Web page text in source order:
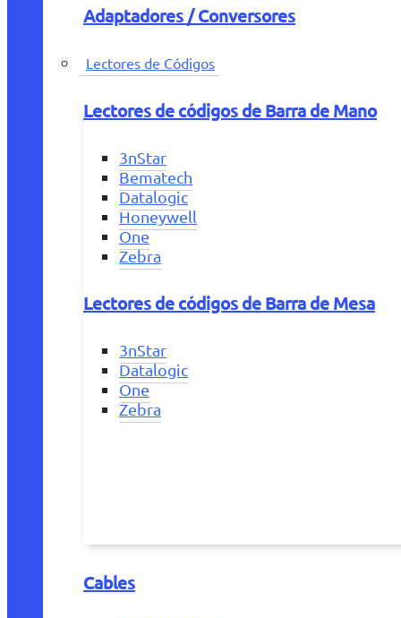
Adaptadores / Conversores
Lectores de Códigos
Lectores de códigos de Barra de Mano
3nStar
Bematech
Datalogic
Honeywell
One
Zebra
Lectores de códigos de Barra de Mesa
3nStar
Datalogic
One
Zebra
Cables